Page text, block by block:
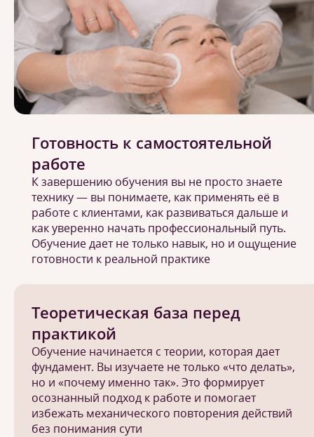
Теоретическая база перед
практикой
Обучение начинается с теории, которая дает
фундамент. Вы изучаете не только «что делать»,
но и «почему именно так». Это формирует
осознанный подход к работе и помогает
избежать механического повторения действий
без понимания сути
Готовность к самостоятельной
работе
К завершению обучения вы не просто знаете
технику — вы понимаете, как применять её в
работе с клиентами, как развиваться дальше и
как уверенно начать профессиональный путь.
Обучение дает не только навык, но и ощущение
готовности к реальной практике